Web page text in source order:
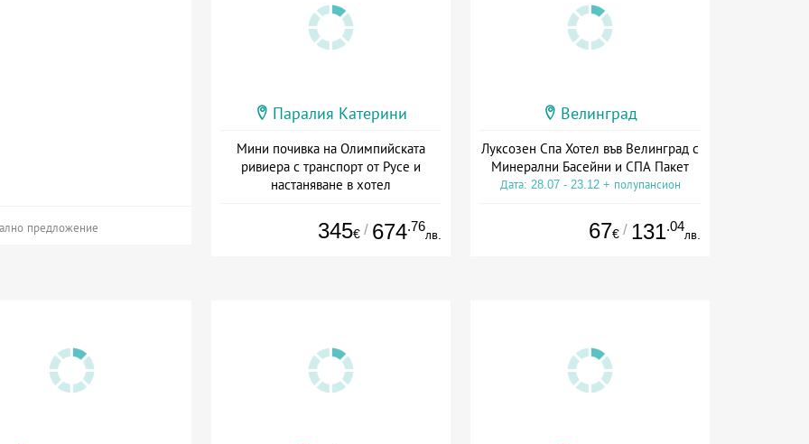
предложение
Паралия Катерини
Мини почивка на Олимпийската
ривиера с транспорт от Русе и
настаняване в хотел
345€ / 674.76
лв.
Велинград
Луксозен Спа Хотел във Велинград с
Минерални Басейни и СПА Пакет
Дата: 28.07 - 23.12 + полупансион
67€ / 131.04
лв.